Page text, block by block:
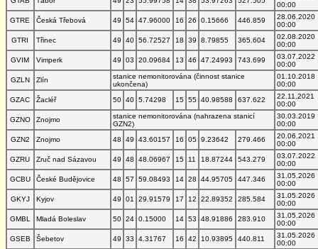
00:00
GTRE
Česká Třebová 49 54 47.96000 16 26 0.15666 446.859
28.06.2020
00:00
GTRI
Třinec 49 40 56.72527 18 39 8.79855 365.604
02.08.2020
00:00
GVIM
Vimperk 49 03 20.09684 13 46 47.24993 743.699
03.07.2022
00:00
GZLN
Zlín
stanice nemonitorována (činnost stanice
ukončena)
01.10.2018
00:00
GZAC
Žacléř 50 40 5.74298 15 55 40.98588 637.622
22.11.2021
00:00
GZNO
Znojmo
stanice nemonitorována (nahrazena stanicí
GZN2)
30.03.2019
00:00
GZN2
Znojmo 48 49 43.60157 16 05 9.23642 279.466
20.06.2021
00:00
GZRU
Zruč nad Sázavou 49 48 48.06967 15 11 18.87244 543.279
03.07.2022
00:00
GCBU
České Budějovice 48 57 59.08493 14 28 44.95705 447.346
31.05.2026
00:00
GKYJ
Kyjov 49 01 29.91579 17 12 22.89352 285.584
31.05.2026
00:00
GMBL
Mladá Boleslav 50 24 0.15000 14 53 48.91886 283.910
31.05.2026
00:00
GSEB
Šebetov 49 33 4.31767 16 42 10.93895 440.811
31.05.2026
00:00